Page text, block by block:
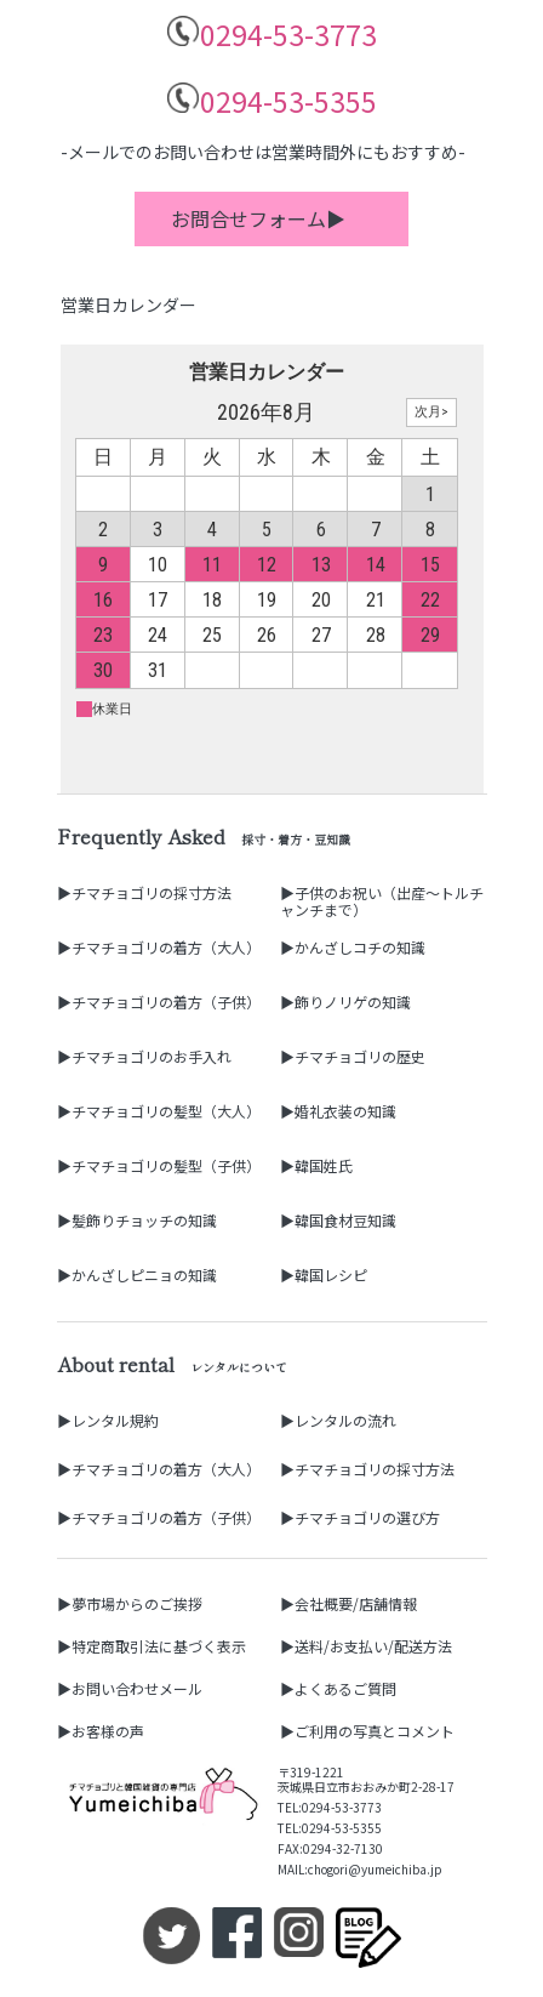
0294-53-3773
0294-53-5355
-メールでのお問い合わせは営業時間外にもおすすめ-
お問合せフォーム▶
営業日カレンダー
Frequently Asked 採寸・着方・豆知識
▶チマチョゴリの採寸方法
▶子供のお祝い（出産～トルチ
ャンチまで）
▶チマチョゴリの着方（大人）
▶かんざしコチの知識
▶チマチョゴリの着方（子供） ▶飾りノリゲの知識
▶チマチョゴリのお手入れ ▶チマチョゴリの歴史
▶チマチョゴリの髪型（大人） ▶婚礼衣装の知識
▶チマチョゴリの髪型（子供） ▶韓国姓氏
▶髪飾りチョッチの知識 ▶韓国食材豆知識
▶かんざしピニョの知識 ▶韓国レシピ
About rental レンタルについて
▶レンタル規約 ▶レンタルの流れ
▶チマチョゴリの着方（大人） ▶チマチョゴリの採寸方法
▶チマチョゴリの着方（子供） ▶チマチョゴリの選び方
▶夢市場からのご挨拶 ▶会社概要/店舗情報
▶特定商取引法に基づく表示 ▶送料/お支払い/配送方法
▶お問い合わせメール ▶よくあるご質問
▶お客様の声 ▶ご利用の写真とコメント
〒319-1221
茨城県日立市おおみか町2-28-17
TEL:0294-53-3773
TEL:0294-53-5355
FAX:0294-32-7130
MAIL:chogori@yumeichiba.jp